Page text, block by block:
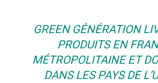
GREEN GÉNÉRATION
PRODUITS EN
MÉTROPOLITAINE ET
DANS LES PAYS DE